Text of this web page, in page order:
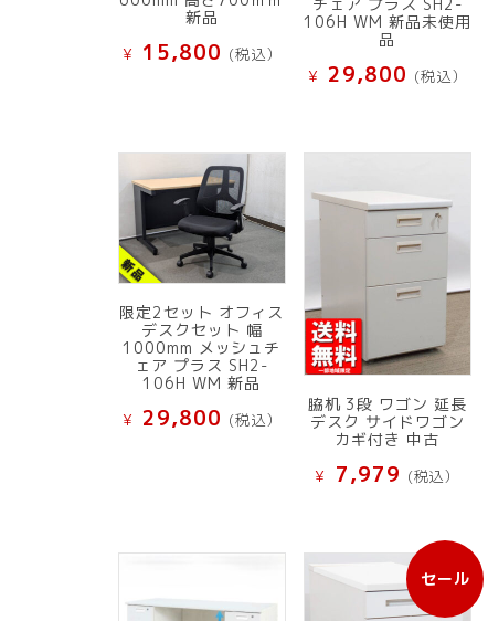
新品
¥ 15,800 (税込）
106H WM 新品未使用
品
¥ 29,800 (税込）
限定2セット オフィス
デスクセット 幅
1000mm メッシュチ
ェア プラス SH2-
106H WM 新品
¥ 29,800 (税込）
脇机 3段 ワゴン 延長
デスク サイドワゴン
カギ付き 中古
¥ 7,979 (税込）
セール
販
売